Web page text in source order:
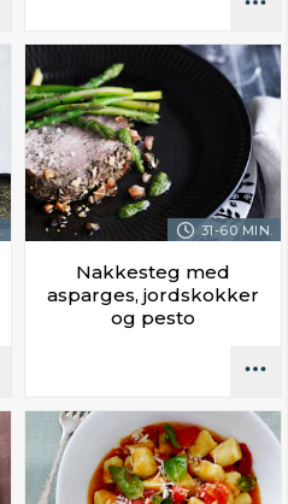
31-60 MIN.
Nakkesteg med
asparges, jordskokker
og pesto